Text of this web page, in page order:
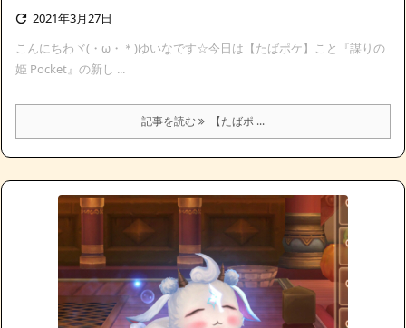
 2021年3月27日
こんにちわヾ(・ω・＊)ゆいなです☆今日は【たばポケ】こと『謀りの
姫 Pocket』の新し ...
記事を読む 【たばポ ...